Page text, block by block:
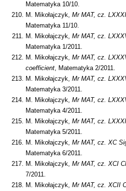
Matematyka 10/10.
M. Mikołajczyk, Mr MAT, cz.
Matematyka 11/10.
M. Mikołajczyk, Mr MAT, cz.
Matematyka 1/2011.
M. Mikołajczyk, Mr MAT, cz.
coefficient, Matematyka 2/2011.
M. Mikołajczyk, Mr MAT, cz.
Matematyka 3/2011.
M. Mikołajczyk, Mr MAT, cz.
Matematyka 4/2011.
M. Mikołajczyk, Mr MAT, cz.
Matematyka 5/2011.
M. Mikołajczyk, Mr MAT, cz. XC
Matematyka 6/2011.
M. Mikołajczyk, Mr MAT, cz. XCI
7/2011.
M. Mikołajczyk, Mr MAT, cz. XCII